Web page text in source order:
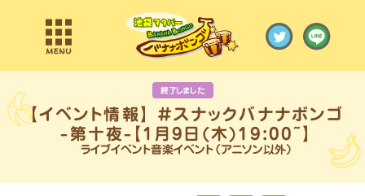
終了しました
ライブイベント音楽イベント（アニソン以外）